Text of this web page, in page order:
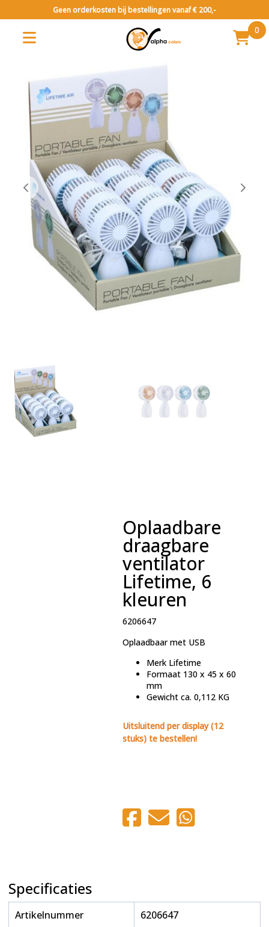
Geen orderkosten bij bestellingen vanaf € 200,-
0
Oplaadbare
draagbare
ventilator
Lifetime, 6
kleuren
6206647
Oplaadbaar met USB
Merk Lifetime
Formaat 130 x 45 x 60
mm
Gewicht ca. 0,112 KG
Uitsluitend per display (12
stuks) te bestellen!
Specificaties
Artikelnummer
6206647